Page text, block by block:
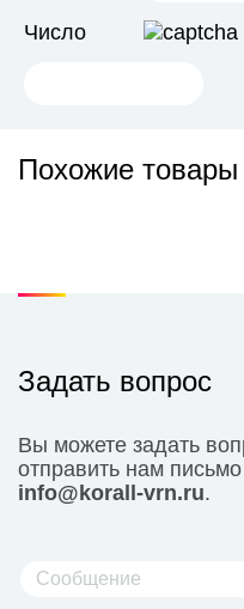
Число
Похожие товары
Задать вопрос
Вы можете задать
отправить нам
info@korall-vrn.ru.